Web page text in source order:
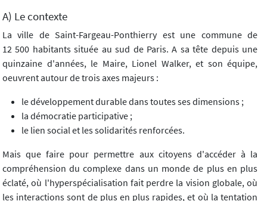
A) Le contexte
La ville de Saint-Fargeau-Ponthierry est une commune de
12 500 habitants située au sud de Paris. A sa tête depuis une
quinzaine d'années, le Maire, Lionel Walker, et son équipe,
oeuvrent autour de trois axes majeurs :
le développement durable dans toutes ses dimensions ;
la démocratie participative ;
le lien social et les solidarités renforcées.
Mais que faire pour permettre aux citoyens d'accéder à la
compréhension du complexe dans un monde de plus en plus
éclaté, où l'hyperspécialisation fait perdre la vision globale, où
les interactions sont de plus en plus rapides, et où la tentation